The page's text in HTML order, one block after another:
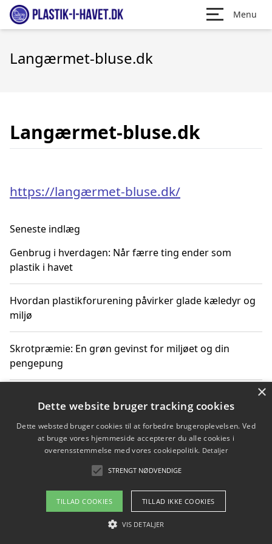
Menu
Langærmet-bluse.dk
Langærmet-bluse.dk
https://langærmet-bluse.dk/
Seneste indlæg
Genbrug i hverdagen: Når færre ting ender som
plastik i havet
Hvordan plastikforurening påvirker glade kæledyr og
miljø
Skrotpræmie: En grøn gevinst for miljøet og din
pengepung
Hvordan blåfade med rist kan hjælpe med at reducere
plastik i havet
Spil kasinospil på et troværdigt online casino: Din
guide til sikker og sjov underholdning
Copyright 2026 - Pilanto Aps
Om / kontakt
×
Dette website bruger tracking cookies
Dette websted bruger cookies til at forbedre brugeroplevelsen. Ved
at bruge vores hjemmeside accepterer du alle cookies i
overensstemmelse med vores cookiepolitik. Detaljer
STRENGT NØDVENDIGE
TILLAD COOKIES TILLAD IKKE COOKIES
VIS DETALJER